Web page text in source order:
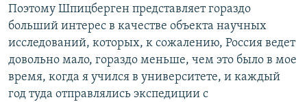
Поэтому Шпицберген представляет гораздо
больший интерес в качестве объекта научных
исследований, которых, к сожалению, Россия ведет
довольно мало, гораздо меньше, чем это было в мое
время, когда я учился в университете, и каждый
год туда отправлялись экспедиции с